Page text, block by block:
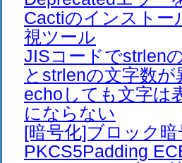
Cactiのインストー
視ツール
JISコードでstrlen
とstrlenの文字数が
echoしても文字は
にならない
[暗号化]ブロック
PKCS5Padding